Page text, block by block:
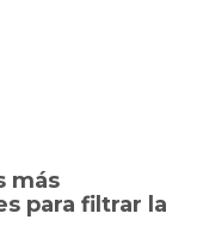
más
para filtrar la